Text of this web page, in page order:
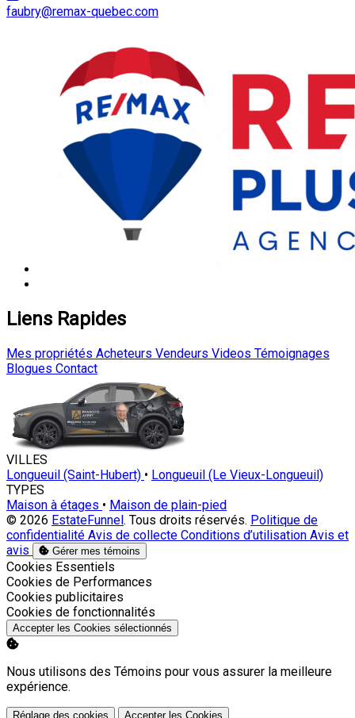
faubry@remax-quebec.com
Liens Rapides
Mes propriétés Acheteurs Vendeurs Videos Témoignages
Blogues Contact
VILLES
Longueuil (Saint-Hubert) • Longueuil (Le Vieux-Longueuil)
TYPES
Maison à étages • Maison de plain-pied
© 2026 EstateFunnel. Tous droits réservés. Politique de
confidentialité Avis de collecte Conditions d’utilisation Avis et
avis
Gérer mes témoins
Activer
Cookies Essentiels
Activer
Cookies de Performances
Activer
Cookies publicitaires
Activer
Cookies de fonctionnalités
Accepter les Cookies sélectionnés
Nous utilisons des Témoins pour vous assurer la meilleure
expérience.
Réglage des cookies Accepter les Cookies